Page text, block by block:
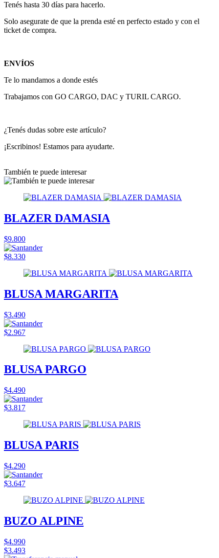
Tenés hasta 30 días para hacerlo.
Solo asegurate de que la prenda esté en perfecto estado y con el
ticket de compra.
ENVÍOS
Te lo mandamos a donde estés
Trabajamos con GO CARGO, DAC y TURIL CARGO.
¿Tenés dudas sobre este artículo?
¡Escribinos! Estamos para ayudarte.
También te puede interesar
BLAZER DAMASIA
$9.800
$8.330
BLUSA MARGARITA
$3.490
$2.967
BLUSA PARGO
$4.490
$3.817
BLUSA PARIS
$4.290
$3.647
BUZO ALPINE
$4.990
$3.493